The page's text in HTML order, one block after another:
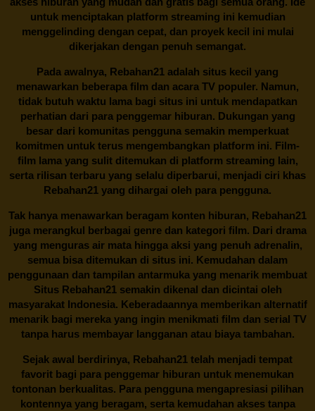
untuk menciptakan platform streaming ini kemudian
menggelinding dengan cepat, dan proyek kecil ini mulai
dikerjakan dengan penuh semangat.
Pada awalnya, Rebahan21 adalah situs kecil yang
menawarkan beberapa film dan acara TV populer. Namun,
tidak butuh waktu lama bagi situs ini untuk mendapatkan
perhatian dari para penggemar hiburan. Dukungan yang
besar dari komunitas pengguna semakin memperkuat
komitmen untuk terus mengembangkan platform ini. Film-
film lama yang sulit ditemukan di platform streaming lain,
serta rilisan terbaru yang selalu diperbarui, menjadi ciri khas
Rebahan21 yang dihargai oleh para pengguna.
Tak hanya menawarkan beragam konten hiburan, Rebahan21
juga merangkul berbagai genre dan kategori film. Dari drama
yang menguras air mata hingga aksi yang penuh adrenalin,
semua bisa ditemukan di situs ini. Kemudahan dalam
penggunaan dan tampilan antarmuka yang menarik membuat
Situs Rebahan21semakin dikenal dan dicintai oleh
masyarakat Indonesia. Keberadaannya memberikan alternatif
menarik bagi mereka yang ingin menikmati film dan serial TV
tanpa harus membayar langganan atau biaya tambahan.
Sejak awal berdirinya, Rebahan21 telah menjadi tempat
favorit bagi para penggemar hiburan untuk menemukan
tontonan berkualitas. Para pengguna mengapresiasi pilihan
kontennya yang beragam, serta kemudahan akses tanpa